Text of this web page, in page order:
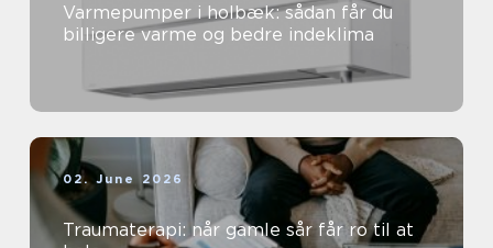
Varmepumper i holbæk: sådan får du
billigere varme og bedre indeklima
02. June 2026
Traumaterapi: når gamle sår får ro til at